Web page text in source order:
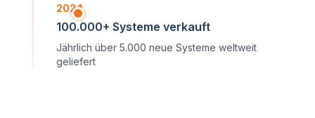
2024
100.000+ Systeme verkauft
Jährlich über 5.000 neue Systeme weltweit
geliefert